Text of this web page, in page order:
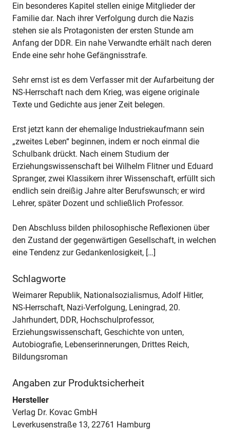
Ein besonderes Kapitel stellen einige Mitglieder der
Familie dar. Nach ihrer Verfolgung durch die Nazis
stehen sie als Protagonisten der ersten Stunde am
Anfang der DDR. Ein nahe Verwandte erhält nach deren
Ende eine sehr hohe Gefängnisstrafe.
Sehr ernst ist es dem Verfasser mit der Aufarbeitung der
NS-Herrschaft nach dem Krieg, was eigene originale
Texte und Gedichte aus jener Zeit belegen.
Erst jetzt kann der ehemalige Industriekaufmann sein
„zweites Leben“ beginnen, indem er noch einmal die
Schulbank drückt. Nach einem Studium der
Erziehungswissenschaft bei Wilhelm Flitner und Eduard
Spranger, zwei Klassikern ihrer Wissenschaft, erfüllt sich
endlich sein dreißig Jahre alter Berufswunsch; er wird
Lehrer, später Dozent und schließlich Professor.
Den Abschluss bilden philosophische Reflexionen über
den Zustand der gegenwärtigen Gesellschaft, in welchen
eine Tendenz zur Gedankenlosigkeit, […]
Schlagworte
Weimarer Republik, Nationalsozialismus, Adolf Hitler,
NS-Herrschaft, Nazi-Verfolgung, Leningrad, 20.
Jahrhundert, DDR, Hochschulprofessor,
Erziehungswissenschaft, Geschichte von unten,
Autobiografie, Lebenserinnerungen, Drittes Reich,
Bildungsroman
Angaben zur Produktsicherheit
Hersteller
Verlag Dr. Kovac GmbH
Leverkusenstraße 13, 22761 Hamburg